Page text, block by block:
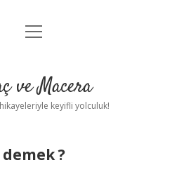
Anasayfa
Yasal Uyarı
menüyü
ve Macera
keyifli yolculuk!
?